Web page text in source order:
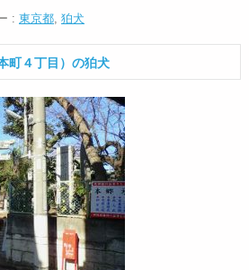
: 東京都, 狛犬
町４丁目）の狛犬